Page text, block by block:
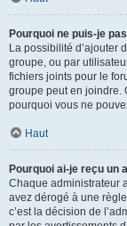
Pourquoi ne puis-je
La possibilité d’ajouter
groupe, ou par
fichiers joints pour le
groupe peut en joindre.
pourquoi vous ne
Haut
Pourquoi ai-je reçu un
Chaque administrateur
avez dérogé à une
c’est la décision de